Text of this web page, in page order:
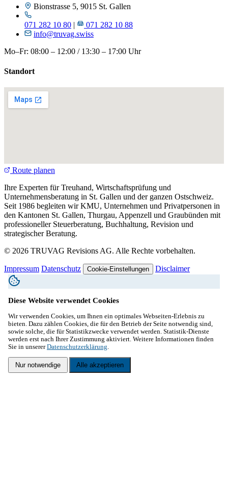
Bionstrasse 5, 9015 St. Gallen
071 282 10 80 |
071 282 10 88
info@truvag.swiss
Mo–Fr: 08:00 – 12:00 / 13:30 – 17:00 Uhr
Standort
Route planen
Ihre Experten für Treuhand, Wirtschaftsprüfung und
Unternehmensberatung in St. Gallen und der ganzen Ostschweiz.
Seit 1986 begleiten wir KMU, Unternehmen und Privatpersonen in
den Kantonen St. Gallen, Thurgau, Appenzell und Graubünden mit
professioneller Steuerberatung, Buchhaltung, Revision und
strategischer Beratung.
© 2026 TRUVAG Revisions AG. Alle Rechte vorbehalten.
Impressum Datenschutz Cookie-Einstellungen Disclaimer
Diese Website verwendet Cookies
Wir verwenden Cookies, um Ihnen ein optimales Webseiten-Erlebnis zu
bieten. Dazu zählen Cookies, die für den Betrieb der Seite notwendig sind,
sowie solche, die für Statistikzwecke verwendet werden. Statistik-Dienste
werden erst nach Ihrer Zustimmung aktiviert. Weitere Informationen finden
Sie in unsererDatenschutzerklärung
Nur notwendige Alle akzeptieren